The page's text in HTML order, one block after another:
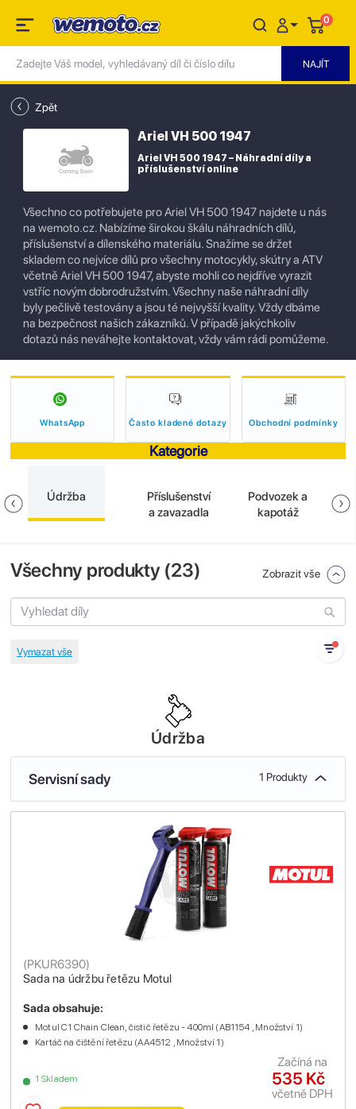
0
Zpět
Ariel VH 500 1947
Ariel VH 500 1947 – Náhradní díly a
příslušenství online
Všechno co potřebujete pro Ariel VH 500 1947 najdete u nás
na wemoto.cz. Nabízíme širokou škálu náhradních dílů,
příslušenství a dílenského materiálu. Snažíme se držet
skladem co nejvíce dílů pro všechny motocykly, skútry a ATV
včetně Ariel VH 500 1947, abyste mohli co nejdříve vyrazit
vstříc novým dobrodružstvím. Všechny naše náhradní díly
byly pečlivě testovány a jsou té nejvyšší kvality. Vždy dbáme
na bezpečnost našich zákazníků. V případě jakýchkoliv
dotazů nás neváhejte kontaktovat, vždy vám rádi pomůžeme.
WhatsApp Často kladené dotazy Obchodní podmínky
Kategorie
Údržba
Příslušenství
a zavazadla
Podvozek a
kapotáž
Všechny produkty (23) Zobrazit vše
Údržba
Servisní sady 1 Produkty
Sada na údržbu řetězu Motul
(PKUR6390)
1 Skladem
Sada obsahuje:
Motul C1 Chain Clean, čistič řetězu - 400ml (AB1154 , Množství 1)
Kartáč na čištění řetězu (AA4512 , Množství 1)
535 Kč
včetně DPH
Začíná na